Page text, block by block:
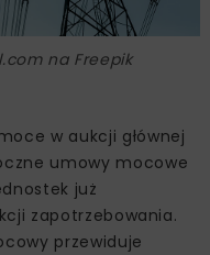
na Freepik
w aukcji głównej
umowy mocowe
już
zapotrzebowania.
przewiduje